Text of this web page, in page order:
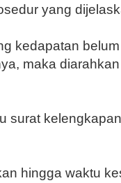
yang
kedapatan
maka
surat
hingga waktu